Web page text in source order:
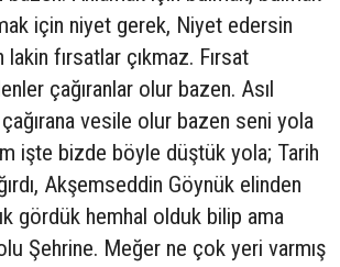
için niyet gerek, Niyet edersin
fırsatlar çıkmaz. Fırsat
çağıranlar olur bazen. Asıl
çağırana vesile olur bazen seni yola
işte bizde böyle düştük yola; Tarih
Akşemseddin Göynük elinden
gördük hemhal olduk bilip ama
Şehrine. Meğer ne çok yeri varmış